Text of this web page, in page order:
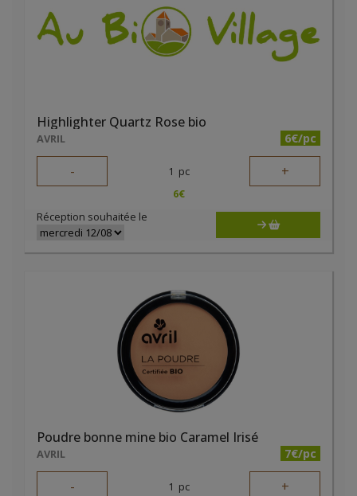
Highlighter Quartz Rose bio
AVRIL 6€/pc
- 1 pc +
6€
Réception souhaitée le
Poudre bonne mine bio Caramel Irisé
AVRIL 7€/pc
- 1 pc +